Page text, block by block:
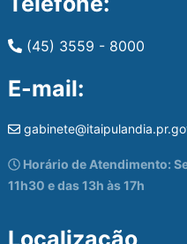
(45) 3559 - 8000
E-mail:
Horário de Atendimento:
11h30 e das 13h às 17h
Localização